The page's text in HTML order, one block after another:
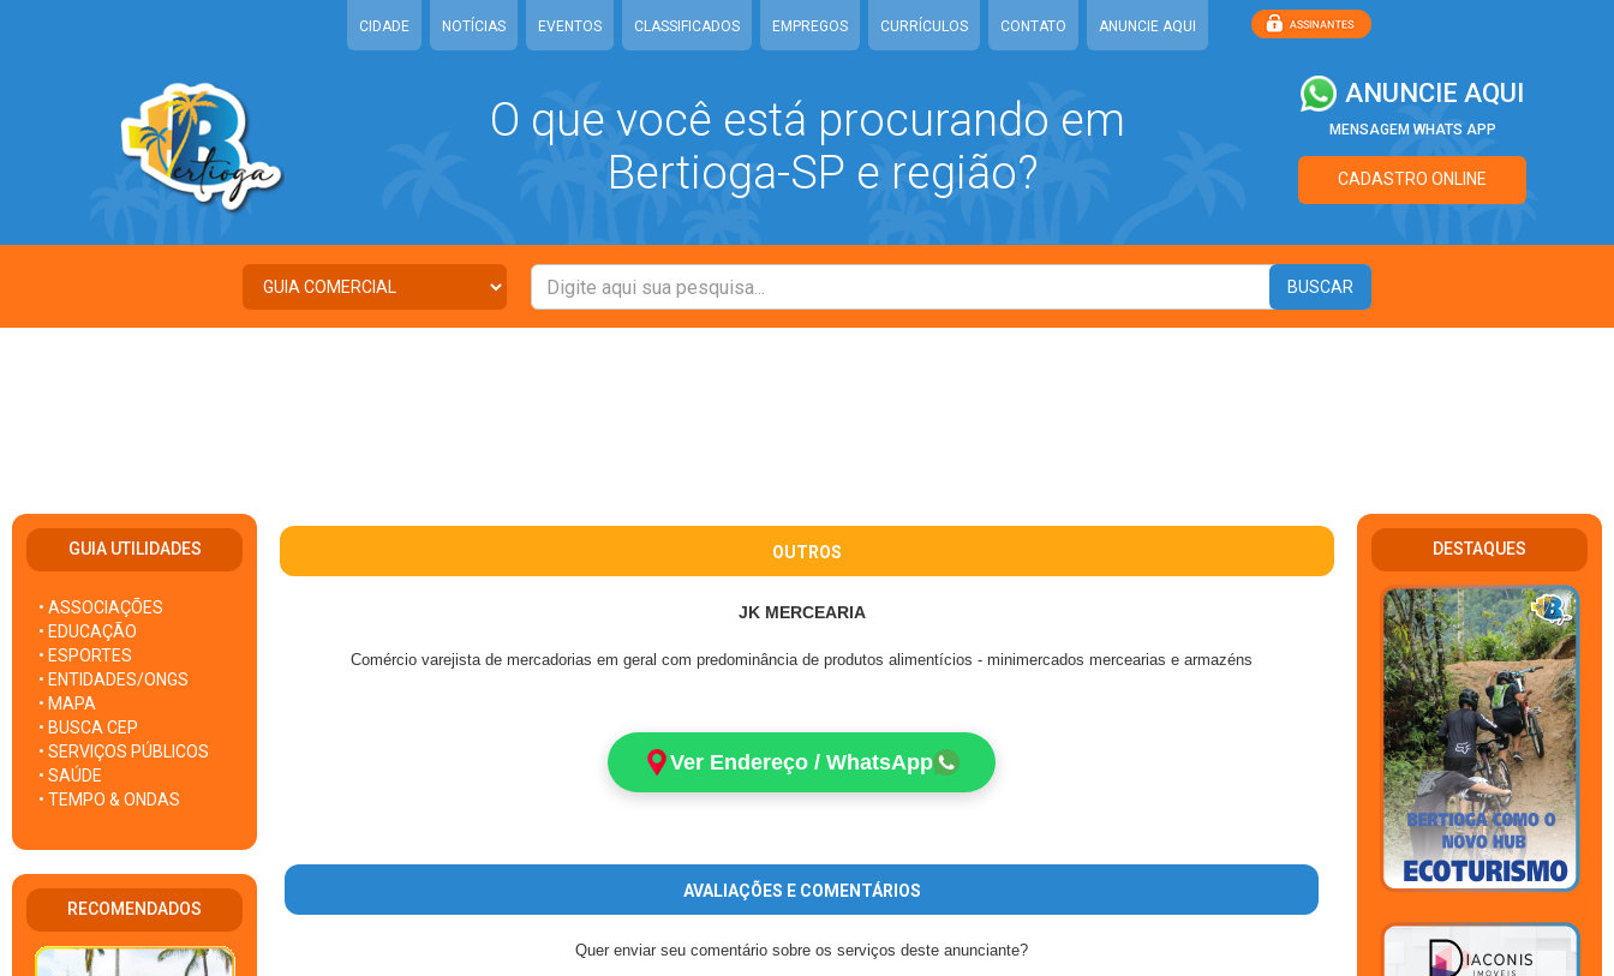
CIDADE NOTÍCIAS EVENTOS CLASSIFICADOS EMPREGOS CURRÍCULOS CONTATO ANUNCIE AQUI
O que você está procurando em
Bertioga-SP e região?
ANUNCIE AQUI
MENSAGEM WHATS APP
CADASTRO ONLINE
GUIA UTILIDADES
• ASSOCIAÇÕES
• EDUCAÇÃO
• ESPORTES
• ENTIDADES/ONGS
• MAPA
• BUSCA CEP
• SERVIÇOS PÚBLICOS
• SAÚDE
• TEMPO & ONDAS
RECOMENDADOS
OUTROS
JK MERCEARIA
Comércio varejista de mercadorias em geral com predominância de produtos alimentícios - minimercados mercearias e armazéns
Ver Endereço / WhatsApp
AVALIAÇÕES E COMENTÁRIOS
Quer enviar seu comentário sobre os serviços deste anunciante?
DESTAQUES